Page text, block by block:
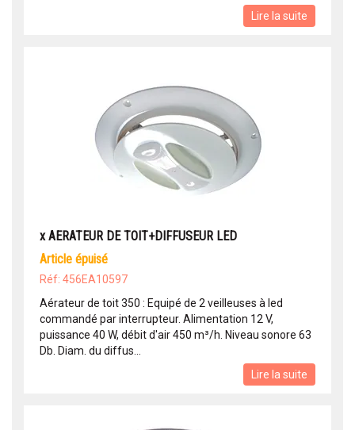
Lire la suite
x AERATEUR DE TOIT+DIFFUSEUR LED
article épuisé
Réf: 456EA10597
Aérateur de toit 350 : Equipé de 2 veilleuses à led
commandé par interrupteur. Alimentation 12 V,
puissance 40 W, débit d'air 450 m³/h. Niveau sonore 63
Db. Diam. du diffus...
Lire la suite